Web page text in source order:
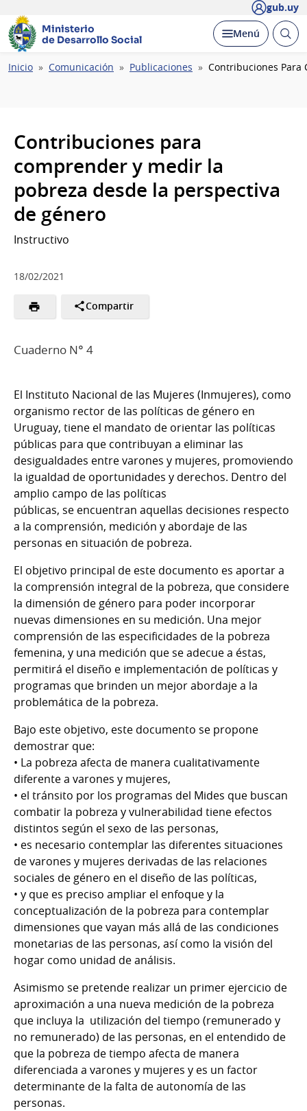
gub.uy
Ministerio
de Desarrollo Social
Desplegar
Menú Abrir
Ruta
Inicio Comunicación Publicaciones Contribuciones Para
Contribuciones para
comprender y medir la
pobreza desde la perspectiva
de género
Instructivo
18/02/2021
Compartir
Cuaderno N° 4
El Instituto Nacional de las Mujeres (Inmujeres), como
organismo rector de las políticas de género en
Uruguay, tiene el mandato de orientar las políticas
públicas para que contribuyan a eliminar las
desigualdades entre varones y mujeres, promoviendo
la igualdad de oportunidades y derechos. Dentro del
amplio campo de las políticas
públicas, se encuentran aquellas decisiones respecto
a la comprensión, medición y abordaje de las
personas en situación de pobreza.
El objetivo principal de este documento es aportar a
la comprensión integral de la pobreza, que considere
la dimensión de género para poder incorporar
nuevas dimensiones en su medición. Una mejor
comprensión de las especificidades de la pobreza
femenina, y una medición que se adecue a éstas,
permitirá el diseño e implementación de políticas y
programas que brinden un mejor abordaje a la
problemática de la pobreza.
Bajo este objetivo, este documento se propone
demostrar que:
• La pobreza afecta de manera cualitativamente
diferente a varones y mujeres,
• el tránsito por los programas del Mides que buscan
combatir la pobreza y vulnerabilidad tiene efectos
distintos según el sexo de las personas,
• es necesario contemplar las diferentes situaciones
de varones y mujeres derivadas de las relaciones
sociales de género en el diseño de las políticas,
• y que es preciso ampliar el enfoque y la
conceptualización de la pobreza para contemplar
dimensiones que vayan más allá de las condiciones
monetarias de las personas, así como la visión del
hogar como unidad de análisis.
Asimismo se pretende realizar un primer ejercicio de
aproximación a una nueva medición de la pobreza
que incluya la utilización del tiempo (remunerado y
no remunerado) de las personas, en el entendido de
que la pobreza de tiempo afecta de manera
diferenciada a varones y mujeres y es un factor
determinante de la falta de autonomía de las
personas.